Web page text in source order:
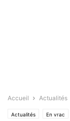
Accueil Actualités
Actualités En vrac